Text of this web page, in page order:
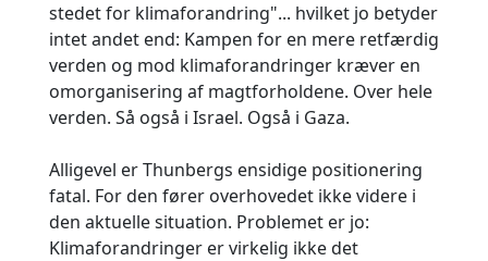
stedet for klimaforandring"... hvilket jo betyder
intet andet end: Kampen for en mere retfærdig
verden og mod klimaforandringer kræver en
omorganisering af magtforholdene. Over hele
verden. Så også i Israel. Også i Gaza.
Alligevel er Thunbergs ensidige positionering
fatal. For den fører overhovedet ikke videre i
den aktuelle situation. Problemet er jo:
Klimaforandringer er virkelig ikke det